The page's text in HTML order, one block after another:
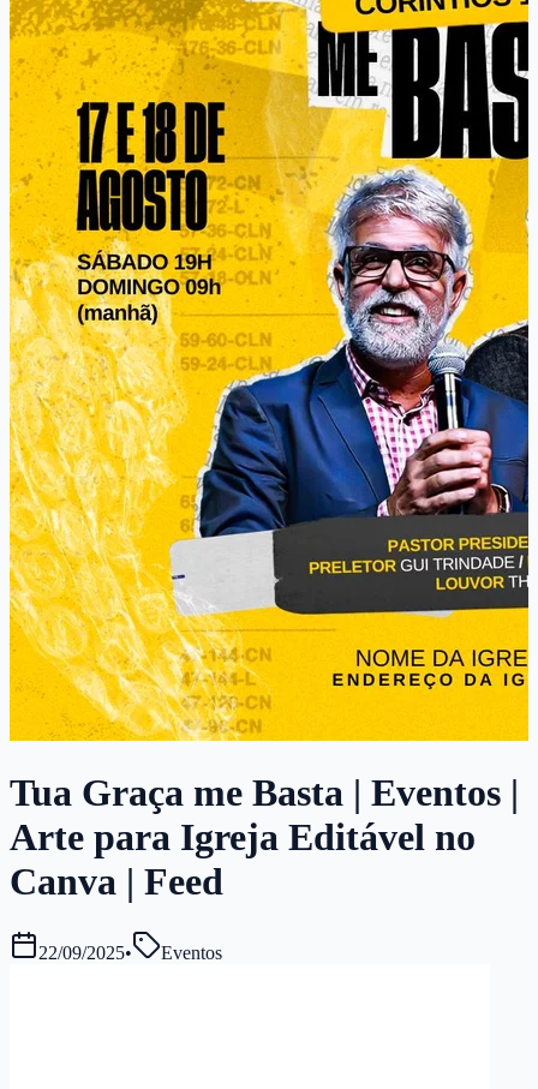
Tua Graça me Basta | Eventos |
Arte para Igreja Editável no
Canva | Feed
22/09/2025• Eventos